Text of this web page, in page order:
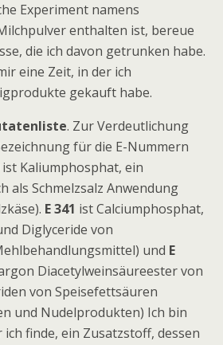
Experiment namens
enthalten ist, bereue
die ich davon getrunken habe.
eine Zeit, in der ich
gekauft habe.
. Zur Verdeutlichung
für die E-Nummern
ist Kaliumphosphat, ein
als Schmelzsalz Anwendung
E 341 ist Calciumphosphat,
Diglyceride von
und E
Diacetylweinsäureester von
von Speisefettsäuren
und Nudelprodukten) Ich bin
finde, ein Zusatzstoff, dessen